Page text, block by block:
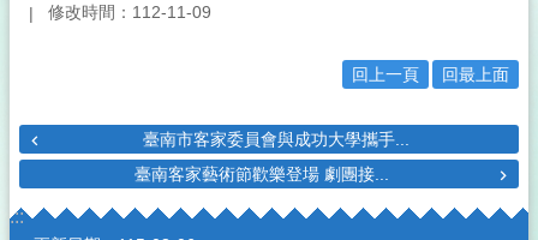
修改時間：112-11-09
回上一頁 回最上面
臺南市客家委員會與成功大學攜手...
臺南客家藝術節歡樂登場 劇團接...
:::